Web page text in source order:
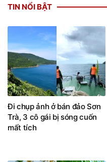
TIN NỔI BẬT
Đi chụp ảnh ở bán đảo Sơn
Trà, 3 cô gái bị sóng cuốn
mất tích